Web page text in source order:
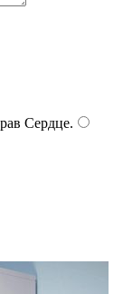
Сердце.